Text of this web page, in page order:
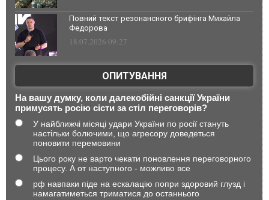
Повний текст резонансного брифінга Михайла
Федорова
18.07.2026 09:27
ОПИТУВАННЯ
На вашу думку, коли далекобійні санкції України
примусять росію сісти за стіл переговорів?
У найближчі місяці удари України по росії стануть
настільки болючими, що агресору доведеться
поновити перемовини
Цього року не варто чекати поновлення переговорного
процесу. А от наступного - можливо все
рф навпаки піде на ескалацію попри здоровий глузд і
намагатиметься триматися до останнього